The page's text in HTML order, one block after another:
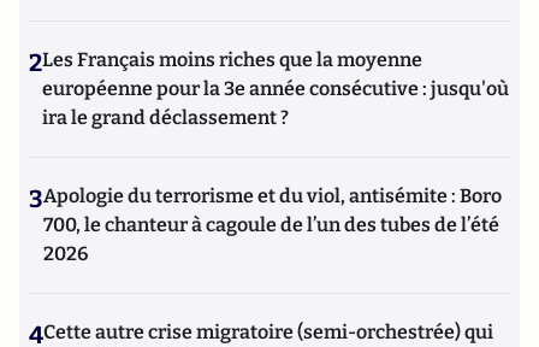
2Les Français moins riches que la moyenne
européenne pour la 3e année consécutive : jusqu'où
ira le grand déclassement ?
3Apologie du terrorisme et du viol, antisémite : Boro
700, le chanteur à cagoule de l’un des tubes de l’été
2026
4Cette autre crise migratoire (semi-orchestrée) qui